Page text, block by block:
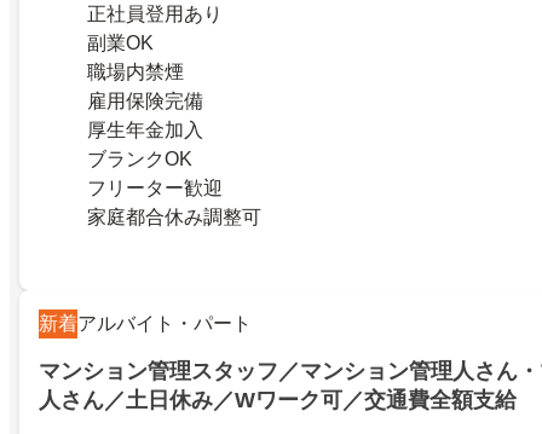
正社員登用あり
副業OK
職場内禁煙
雇用保険完備
厚生年金加入
ブランクOK
フリーター歓迎
家庭都合休み調整可
新着アルバイト・パート
マンション管理スタッフ／マンション管理人さん
人さん／土日休み／Wワーク可／交通費全額支給